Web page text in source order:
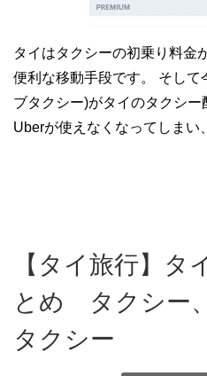
タイはタクシーの初乗り料金
便利な移動手段です。 そして
ブタクシー)がタイのタクシ
Uberが使えなくなってしまい
【タイ旅行】タ
とめ タクシー
タクシー